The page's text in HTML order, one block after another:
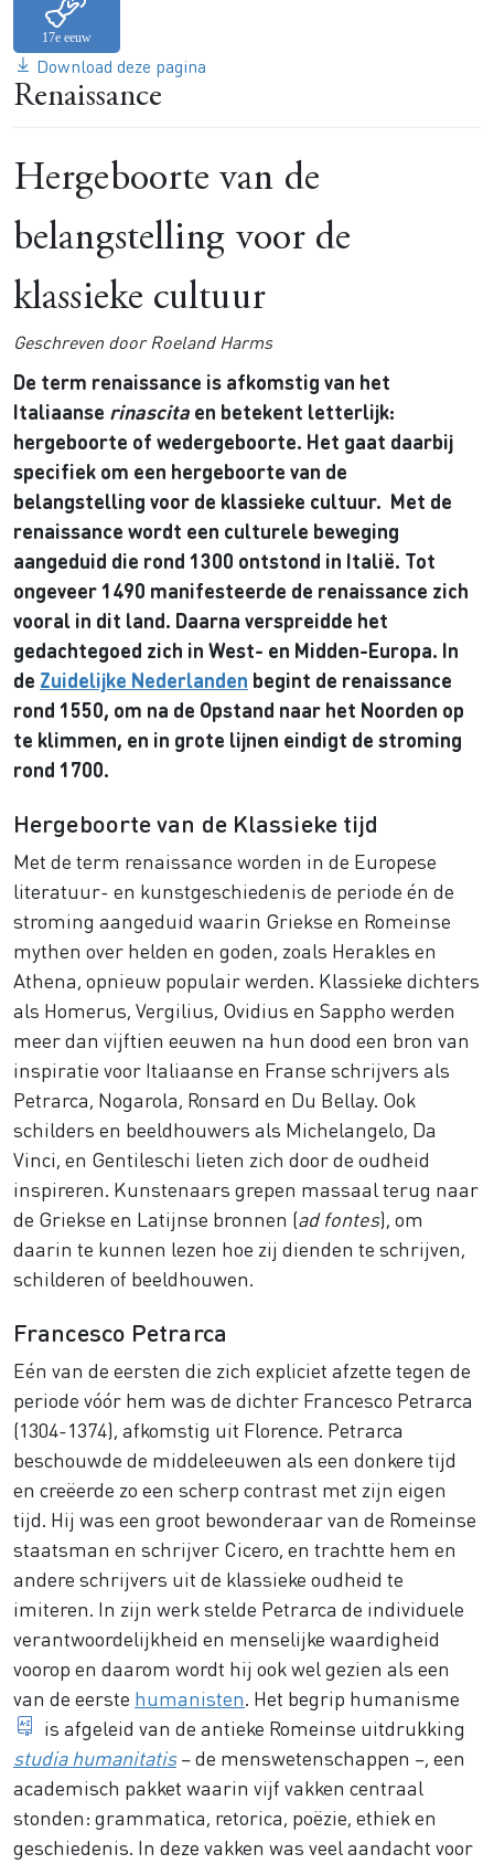
Download deze pagina
Renaissance
Hergeboorte van de
belangstelling voor de
klassieke cultuur
Geschreven door Roeland Harms
De term renaissance is afkomstig van het
Italiaanse rinascita en betekent letterlijk:
hergeboorte of wedergeboorte. Het gaat daarbij
specifiek om een hergeboorte van de
belangstelling voor de klassieke cultuur. Met de
renaissance wordt een culturele beweging
aangeduid die rond 1300 ontstond in Italië. Tot
ongeveer 1490 manifesteerde de renaissance zich
vooral in dit land. Daarna verspreidde het
gedachtegoed zich in West- en Midden-Europa. In
de Zuidelijke Nederlanden begint de renaissance
rond 1550, om na de Opstand naar het Noorden op
te klimmen, en in grote lijnen eindigt de stroming
rond 1700.
Hergeboorte van de Klassieke tijd
Met de term renaissance worden in de Europese
literatuur- en kunstgeschiedenis de periode én de
stroming aangeduid waarin Griekse en Romeinse
mythen over helden en goden, zoals Herakles en
Athena, opnieuw populair werden. Klassieke dichters
als Homerus, Vergilius, Ovidius en Sappho werden
meer dan vijftien eeuwen na hun dood een bron van
inspiratie voor Italiaanse en Franse schrijvers als
Petrarca, Nogarola, Ronsard en Du Bellay. Ook
schilders en beeldhouwers als Michelangelo, Da
Vinci, en Gentileschi lieten zich door de oudheid
inspireren. Kunstenaars grepen massaal terug naar
de Griekse en Latijnse bronnen (ad fontes), om
daarin te kunnen lezen hoe zij dienden te schrijven,
schilderen of beeldhouwen.
Francesco Petrarca
Eén van de eersten die zich expliciet afzette tegen de
periode vóór hem was de dichter Francesco Petrarca
(1304-1374), afkomstig uit Florence. Petrarca
beschouwde de middeleeuwen als een donkere tijd
en creëerde zo een scherp contrast met zijn eigen
tijd. Hij was een groot bewonderaar van de Romeinse
staatsman en schrijver Cicero, en trachtte hem en
andere schrijvers uit de klassieke oudheid te
imiteren. In zijn werk stelde Petrarca de individuele
verantwoordelijkheid en menselijke waardigheid
voorop en daarom wordt hij ook wel gezien als een
van de eerste humanisten . Het begrip humanisme
filosofische stroming die individuele
is afgeleid van de antieke Romeinse uitdrukking
studia humanitatis– de menswetenschappen –, een
academisch pakket waarin vijf vakken centraal
stonden: grammatica, retorica, poëzie, ethiek en
geschiedenis. In deze vakken was veel aandacht voor